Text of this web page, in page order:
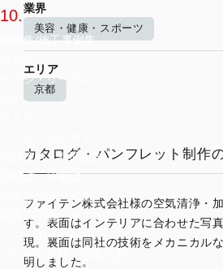
10.
事例集/施工事例集
チラシ・リーフレット
雑誌広告・新聞広告
広報誌・情報誌
周年記念誌・社史
取扱説明書・マニュアル
パワーポイント
プレゼン資料・営業資料
業界
美容・健康・スポーツ
エリア
京都
カタログ・パンフレット制作
ファイテン株式会社様の空気清浄・
す。表面はインテリアに合わせた写
現。裏面は同社の技術をメカニカル
明しました。